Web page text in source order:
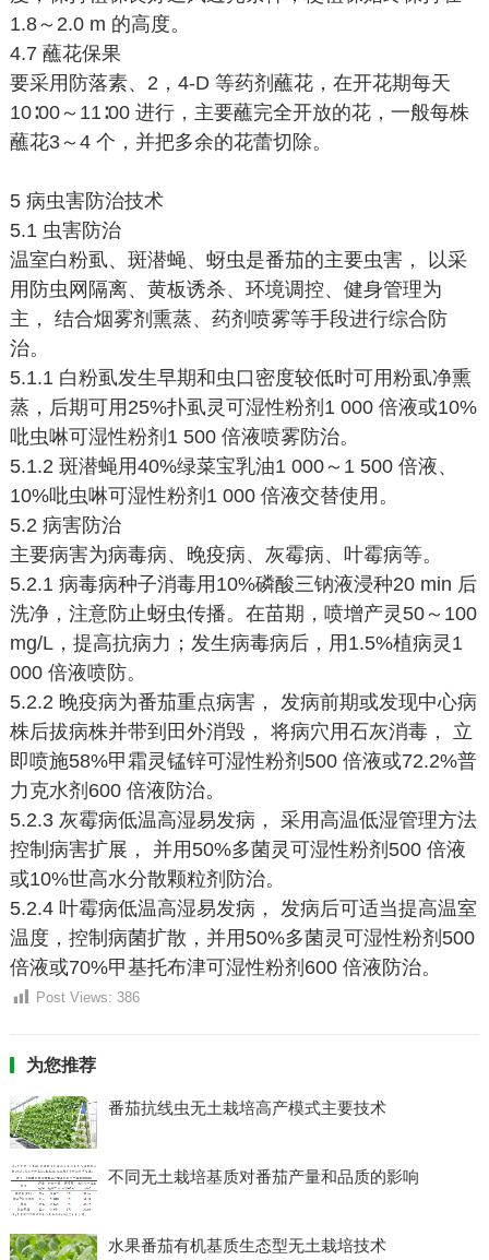
1.8～2.0 m 的高度。
4.7 蘸花保果
要采用防落素、2，4-D 等药剂蘸花，在开花期每天
10∶00～11∶00 进行，主要蘸完全开放的花，一般每株
蘸花3～4 个，并把多余的花蕾切除。
5 病虫害防治技术
5.1 虫害防治
温室白粉虱、斑潜蝇、蚜虫是番茄的主要虫害， 以采
用防虫网隔离、黄板诱杀、环境调控、健身管理为
主， 结合烟雾剂熏蒸、药剂喷雾等手段进行综合防
治。
5.1.1 白粉虱发生早期和虫口密度较低时可用粉虱净熏
蒸，后期可用25%扑虱灵可湿性粉剂1 000 倍液或10%
吡虫啉可湿性粉剂1 500 倍液喷雾防治。
5.1.2 斑潜蝇用40%绿菜宝乳油1 000～1 500 倍液、
10%吡虫啉可湿性粉剂1 000 倍液交替使用。
5.2 病害防治
主要病害为病毒病、晚疫病、灰霉病、叶霉病等。
5.2.1 病毒病种子消毒用10%磷酸三钠液浸种20 min 后
洗净，注意防止蚜虫传播。在苗期，喷增产灵50～100
mg/L，提高抗病力；发生病毒病后，用1.5%植病灵1
000 倍液喷防。
5.2.2 晚疫病为番茄重点病害， 发病前期或发现中心病
株后拔病株并带到田外消毁， 将病穴用石灰消毒， 立
即喷施58%甲霜灵锰锌可湿性粉剂500 倍液或72.2%普
力克水剂600 倍液防治。
5.2.3 灰霉病低温高湿易发病， 采用高温低湿管理方法
控制病害扩展， 并用50%多菌灵可湿性粉剂500 倍液
或10%世高水分散颗粒剂防治。
5.2.4 叶霉病低温高湿易发病， 发病后可适当提高温室
温度，控制病菌扩散，并用50%多菌灵可湿性粉剂500
倍液或70%甲基托布津可湿性粉剂600 倍液防治。
Post Views: 386
为您推荐
番茄抗线虫无土栽培高产模式主要技术
不同无土栽培基质对番茄产量和品质的影响
水果番茄有机基质生态型无土栽培技术